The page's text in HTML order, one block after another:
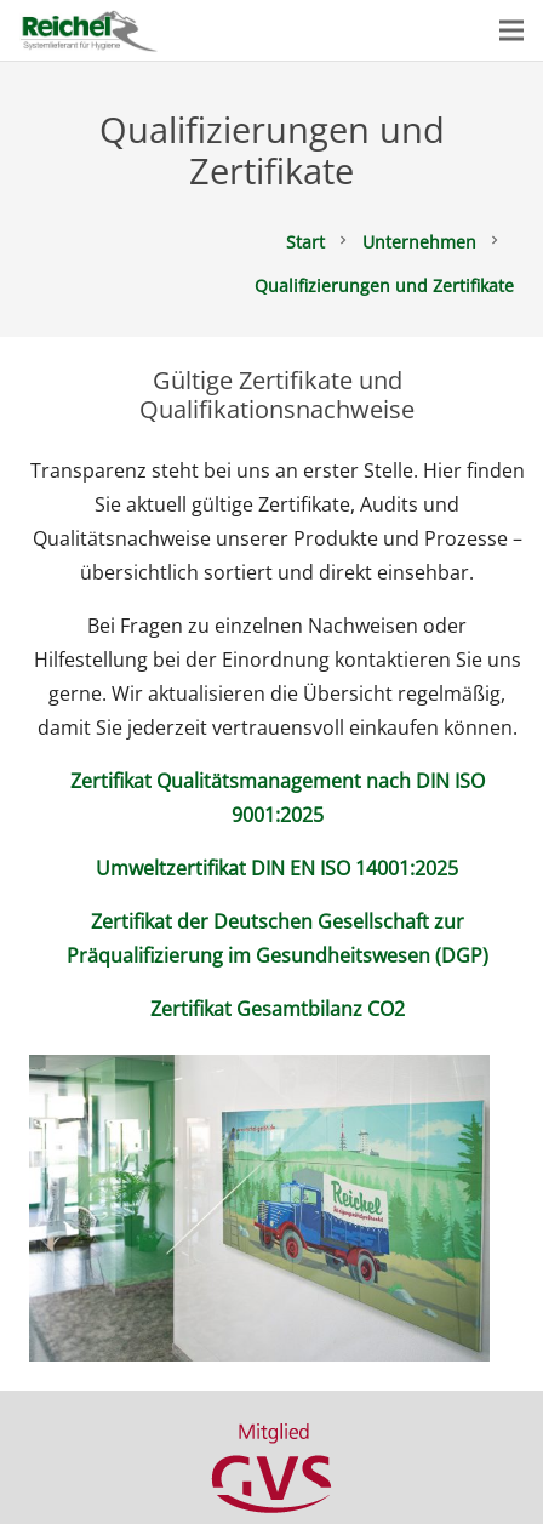
Qualifizierungen und
Zertifikate
Start chevron_right Unternehmen chevron_right
Qualifizierungen und Zertifikate
Gültige Zertifikate und
Qualifikationsnachweise
Transparenz steht bei uns an erster Stelle. Hier finden
Sie aktuell gültige Zertifikate, Audits und
Qualitätsnachweise unserer Produkte und Prozesse –
übersichtlich sortiert und direkt einsehbar.
Bei Fragen zu einzelnen Nachweisen oder
Hilfestellung bei der Einordnung kontaktieren Sie uns
gerne. Wir aktualisieren die Übersicht regelmäßig,
damit Sie jederzeit vertrauensvoll einkaufen können.
Zertifikat Qualitätsmanagement nach DIN ISO
9001:2025
Umweltzertifikat DIN EN ISO 14001:2025
Zertifikat der Deutschen Gesellschaft zur
Präqualifizierung im Gesundheitswesen (DGP)
Zertifikat Gesamtbilanz CO2